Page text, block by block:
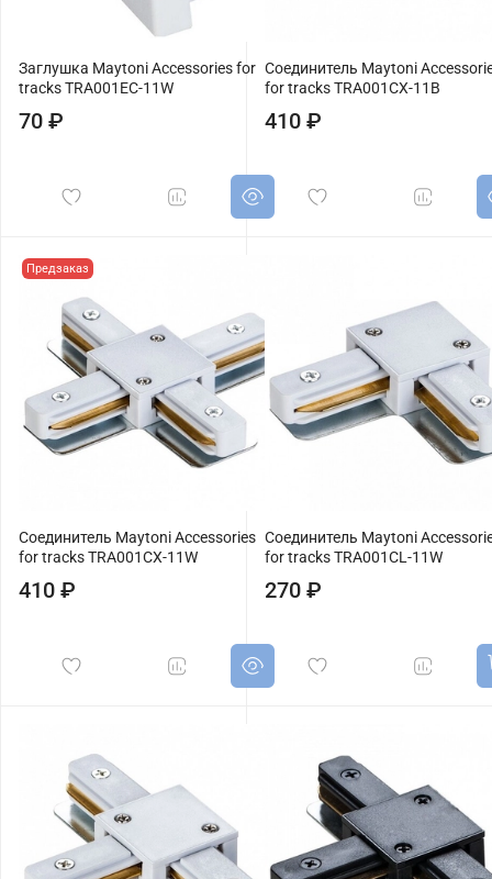
Заглушка Maytoni Accessories for
tracks TRA001EC-11W
70 ₽
Соединитель Maytoni
for tracks TRA001CX-11B
410 ₽
Предзаказ
Соединитель Maytoni Accessories
for tracks TRA001CX-11W
410 ₽
Соединитель Maytoni
for tracks TRA001CL-11W
270 ₽